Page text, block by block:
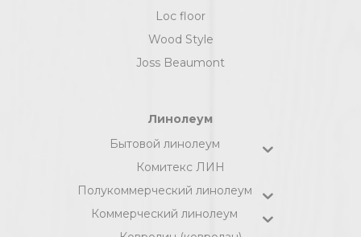
Loc floor
Wood Style
Joss Beaumont
Линолеум
Бытовой линолеум
Комитекс ЛИН
Полукоммерческий линолеум
Коммерческий линолеум